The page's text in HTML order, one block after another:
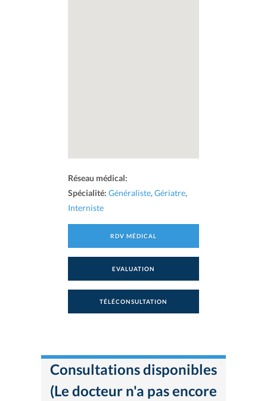
Réseau médical:
Spécialité: Généraliste, Gériatre,
Interniste
RDV MÉDICAL
EVALUATION
TÉLÉCONSULTATION
Consultations disponibles
(Le docteur n'a pas encore